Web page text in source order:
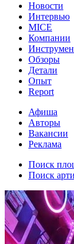
Новости
Интервью
MICE
Компании
Обзоры
Детали
Опыт
Report
Афиша
Авторы
Вакансии
Реклама
Поиск
Поиск